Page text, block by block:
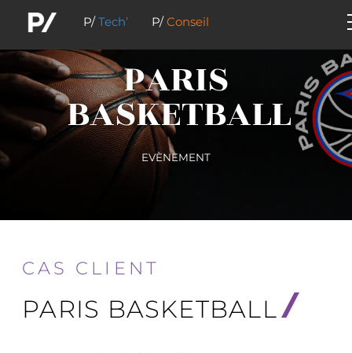
P/Tech’ P/Conseil
PARIS
BASKETBALL
EVÈNEMENT
CAS CLIENT
PARIS BASKETBALL